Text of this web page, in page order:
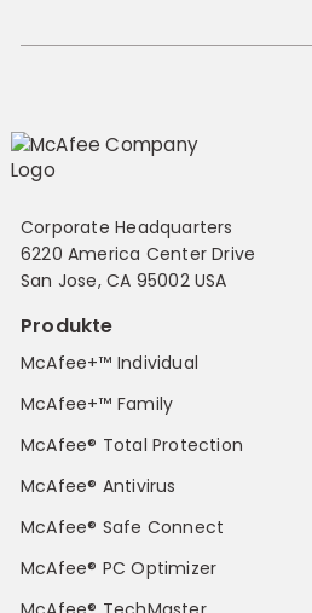
Corporate Headquarters
6220 America Center Drive
San Jose, CA 95002 USA
Produkte
McAfee+™ Individual
McAfee+™ Family
McAfee® Total Protection
McAfee® Antivirus
McAfee® Safe Connect
McAfee® PC Optimizer